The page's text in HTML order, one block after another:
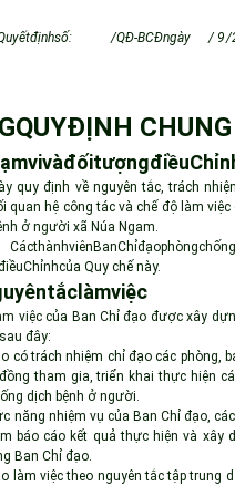
địnhsố: /QĐ-BCĐngày /9/
CHUNG
quy định về nguyên tắc, trách
quan hệ công tác và chế độ làm việc
ở người xã Núa Ngam.
Cácthànhviên BanChỉđạophòngchống
ChỉnhcủaQuy chế này.
việc
việc của Ban Chỉ đạo được xây
đây:
có trách nhiệm chỉ đạo các phòng,
tham gia, triển khai thực hiện
dịch bệnh ở người.
năng nhiệm vụ của Ban Chỉ đạo,
báo cáo kết quả thực hiện và xây
Ban Chỉ đạo.
làm việc theo nguyên tắc tập trung